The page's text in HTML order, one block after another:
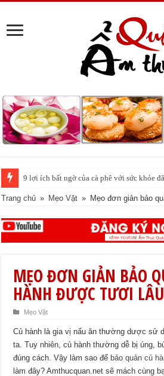
Cách pha nước chanh đá ngon đều nhau
Trang chủ » Mẹo Vặt » Mẹo đơn giản bảo
MẸO ĐƠN GIẢN BẢO
HÀNH ĐƯỢC TƯƠI LÂU
Mẹo Vặt
Củ hành là gia vị nấu ăn thường dược sử
ta. Tuy nhiên, củ hành thường dễ bị úng,
đúng cách. Vậy làm sao đểbảo quản củ
làm đây? Amthucquan.net sẽ mách cùng